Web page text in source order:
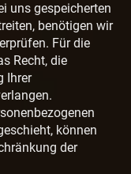
uns gespeicherten
benötigen wir
Für die
Recht, die
Ihrer
können
der